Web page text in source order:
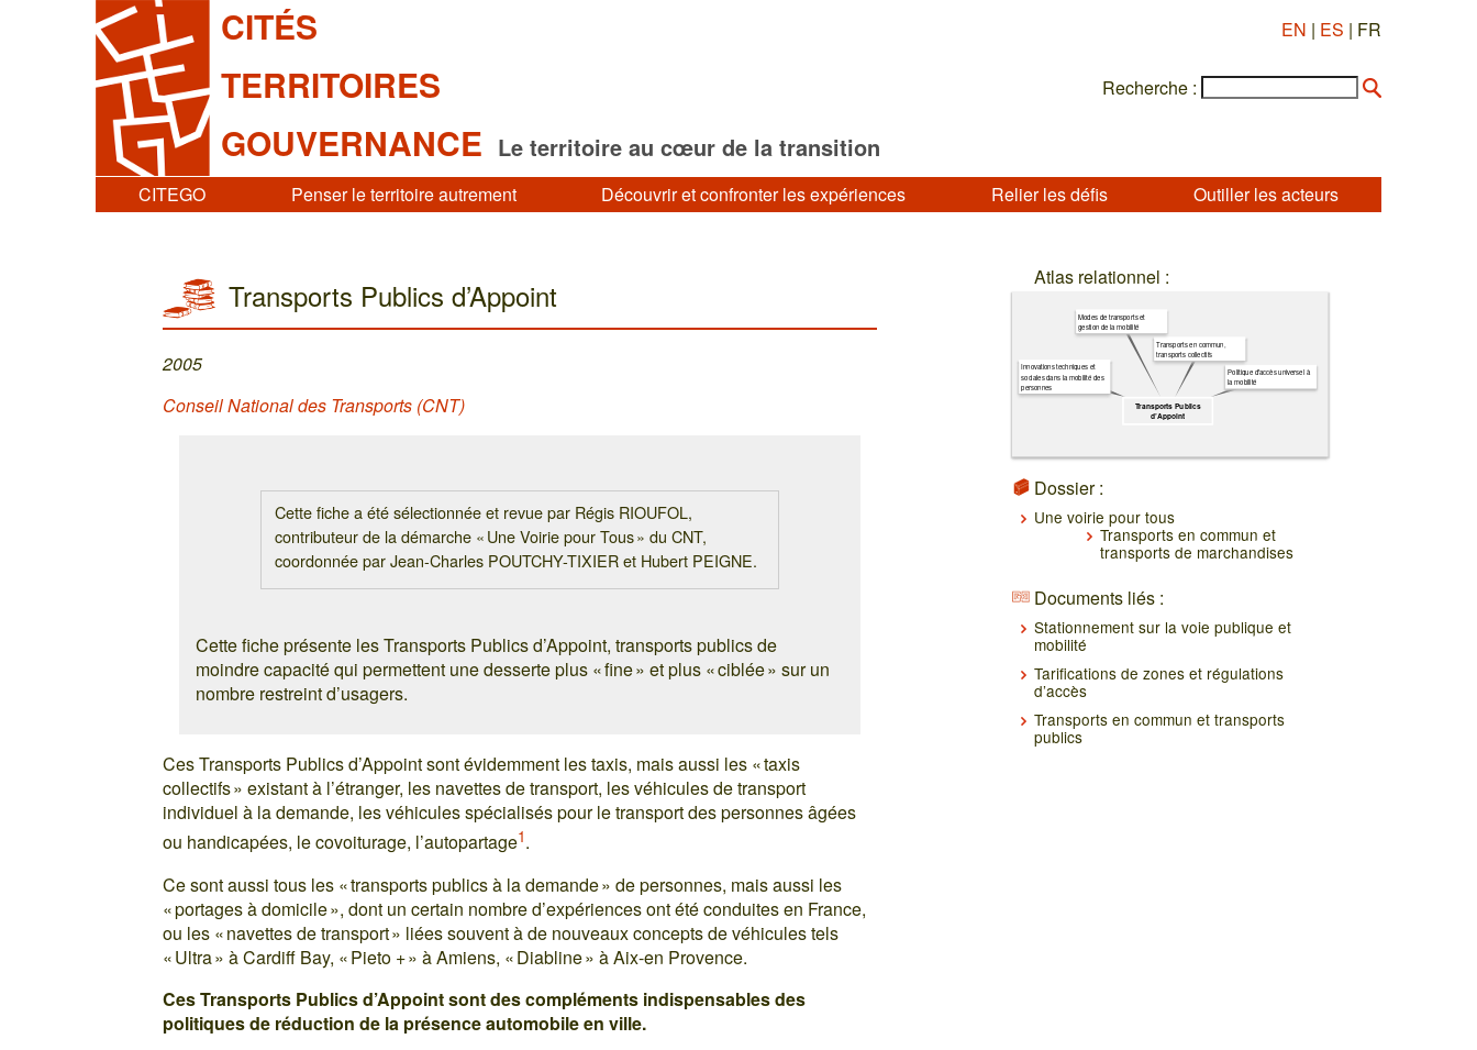
CITÉS
TERRITOIRES
GOUVERNANCE Le territoire au cœur de la transition
EN | ES | FR
Recherche :
CITEGO Penser le territoire autrement Découvrir et confronter les expériences Relier les défis Outiller les acteurs
Transports Publics d’Appoint
2005
Conseil National des Transports (CNT)
Cette fiche a été sélectionnée et revue par Régis RIOUFOL,
contributeur de la démarche « Une Voirie pour Tous » du CNT,
coordonnée par Jean-Charles POUTCHY-TIXIER et Hubert PEIGNE.
Cette fiche présente les Transports Publics d’Appoint, transports publics de
moindre capacité qui permettent une desserte plus « fine » et plus « ciblée » sur un
nombre restreint d’usagers.
Ces Transports Publics d’Appoint sont évidemment les taxis, mais aussi les « taxis
collectifs » existant à l’étranger, les navettes de transport, les véhicules de transport
individuel à la demande, les véhicules spécialisés pour le transport des personnes âgées
ou handicapées, le covoiturage, l’autopartage1.
Ce sont aussi tous les « transports publics à la demande » de personnes, mais aussi les
« portages à domicile », dont un certain nombre d’expériences ont été conduites en France,
ou les « navettes de transport » liées souvent à de nouveaux concepts de véhicules tels
« Ultra » à Cardiff Bay, « Pieto + » à Amiens, « Diabline » à Aix-en Provence.
Ces Transports Publics d’Appoint sont des compléments indispensables des
politiques de réduction de la présence automobile en ville.
Atlas relationnel :
Transports Publics
d’Appoint
Politique d'accès universel à
la mobilité
Transports en commun,
transports collectifs
Modes de transports et
gestion de la mobilité
Innovations techniques et
sociales dans la mobilité des
personnes
Dossier :
Une voirie pour tous
Transports en commun et
transports de marchandises
Documents liés :
Stationnement sur la voie publique et
mobilité
Tarifications de zones et régulations
d’accès
Transports en commun et transports
publics